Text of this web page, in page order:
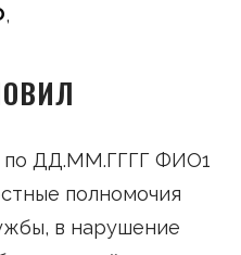
,
по ДД.ММ.ГГГГ ФИО1
полномочия
в нарушение